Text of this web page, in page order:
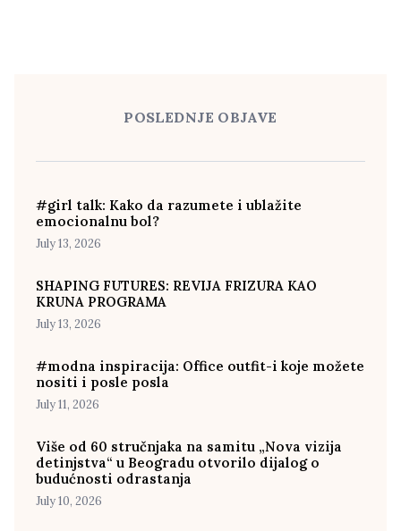
POSLEDNJE OBJAVE
#girl talk: Kako da razumete i ublažite
emocionalnu bol?
July 13, 2026
SHAPING FUTURES: REVIJA FRIZURA KAO
KRUNA PROGRAMA
July 13, 2026
#modna inspiracija: Office outfit-i koje možete
nositi i posle posla
July 11, 2026
Više od 60 stručnjaka na samitu „Nova vizija
detinjstva“ u Beogradu otvorilo dijalog o
budućnosti odrastanja
July 10, 2026